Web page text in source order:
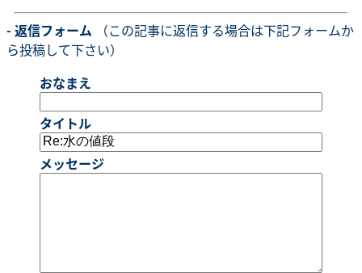
- 返信フォーム （この記事に返信する場合は下記フォームか
ら投稿して下さい）
おなまえ
タイトル
メッセージ